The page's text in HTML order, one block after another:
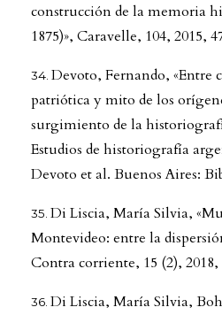
construcción de la memoria
1875)», Caravelle, 104, 2015,
Devoto, Fernando, «Entre
patriótica y mito de los
surgimiento de la
Estudios de historiografía
Devoto et al. Buenos Aires:
Di Liscia, María Silvia,
Montevideo: entre la
Contra corriente, 15 (2), 2018,
Di Liscia, María Silvia,